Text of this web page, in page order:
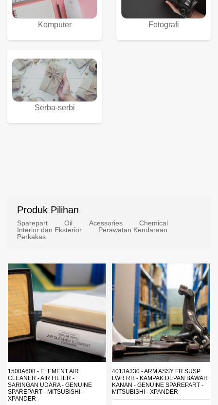
Komputer Fotografi
Serba-serbi
Produk Pilihan
Sparepart Oil Acessories
Chemical
Interior dan Eksterior
Perawatan Kendaraan
Perkakas
1500A608 - ELEMENT AIR
CLEANER - AIR FILTER -
SARINGAN UDARA - GENUINE
SPAREPART - MITSUBISHI -
XPANDER
4013A330 - ARM ASSY FR SUSP
LWR RH - KAMPAK DEPAN BAWAH
KANAN - GENUINE SPAREPART -
MITSUBISHI - XPANDER